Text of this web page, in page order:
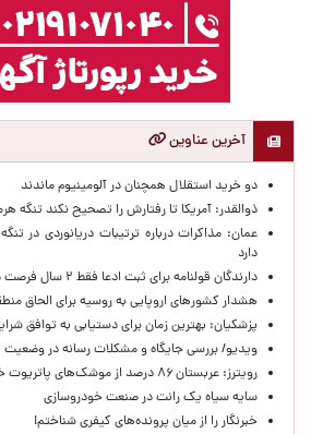
آخرین عناوین
دو خرید استقلال همچنان در آلومینیوم ماندند
ذوالقدر: آمریکا تا رفتارش را تصحیح نکند تنگه
عمان: مذاکرات درباره ترتیبات دریانوردی در
دارد
دارندگان قولنامه برای ثبت ادعا فقط ۲ سال فرصت دارند
هشدار کشورهای اروپایی به روسیه برای الحاق
پزشکیان‌: بهترین زمان برای دستیابی به توافق
ویدیو/ بررسی جایگاه و مشکلات رسانه در وضعیت
رویترز: عربستان ۸۶ درصد از موشک‌های پاتریوت خود را استفاده کرده است
سایه سیاه یک رانت در صنعت خودروسازی
خبرنگار را از میان پرونده‌های کیفری شناختم!